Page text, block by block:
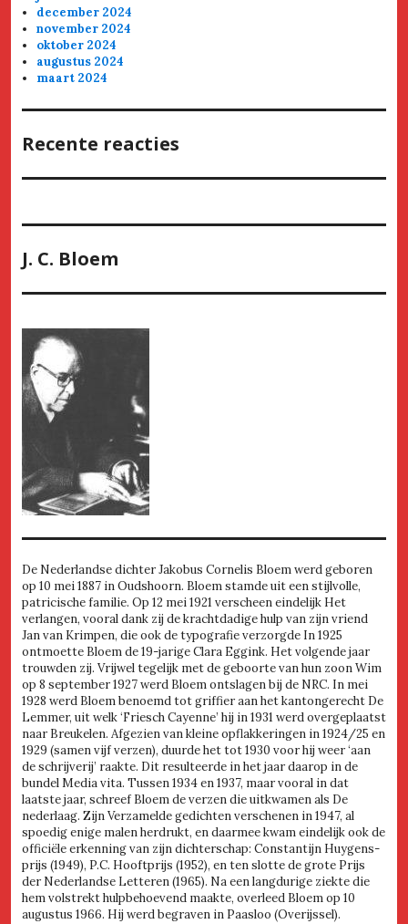
december 2024
november 2024
oktober 2024
augustus 2024
maart 2024
Recente reacties
J. C. Bloem
De Nederlandse dichter Jakobus Cornelis Bloem werd geboren
op 10 mei 1887 in Oudshoorn. Bloem stamde uit een stijlvolle,
patricische familie. Op 12 mei 1921 verscheen eindelijk Het
verlangen, vooral dank zij de krachtdadige hulp van zijn vriend
Jan van Krimpen, die ook de typografie verzorgde In 1925
ontmoette Bloem de 19-jarige Clara Eggink. Het volgende jaar
trouwden zij. Vrijwel tegelijk met de geboorte van hun zoon Wim
op 8 september 1927 werd Bloem ontslagen bij de NRC. In mei
1928 werd Bloem benoemd tot griffier aan het kantongerecht De
Lemmer, uit welk ‘Friesch Cayenne’ hij in 1931 werd overgeplaatst
naar Breukelen. Afgezien van kleine opflakkeringen in 1924/25 en
1929 (samen vijf verzen), duurde het tot 1930 voor hij weer ‘aan
de schrijverij’ raakte. Dit resulteerde in het jaar daarop in de
bundel Media vita. Tussen 1934 en 1937, maar vooral in dat
laatste jaar, schreef Bloem de verzen die uitkwamen als De
nederlaag. Zijn Verzamelde gedichten verschenen in 1947, al
spoedig enige malen herdrukt, en daarmee kwam eindelijk ook de
officiële erkenning van zijn dichterschap: Constantijn Huygens-
prijs (1949), P.C. Hooftprijs (1952), en ten slotte de grote Prijs
der Nederlandse Letteren (1965). Na een langdurige ziekte die
hem volstrekt hulpbehoevend maakte, overleed Bloem op 10
augustus 1966. Hij werd begraven in Paasloo (Overijssel).